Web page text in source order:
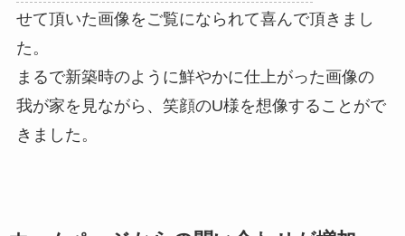
せて頂いた画像をご覧になられて喜んで頂きまし
た。
まるで新築時のように鮮やかに仕上がった画像の
我が家を見ながら、笑顔のU様を想像することがで
きました。